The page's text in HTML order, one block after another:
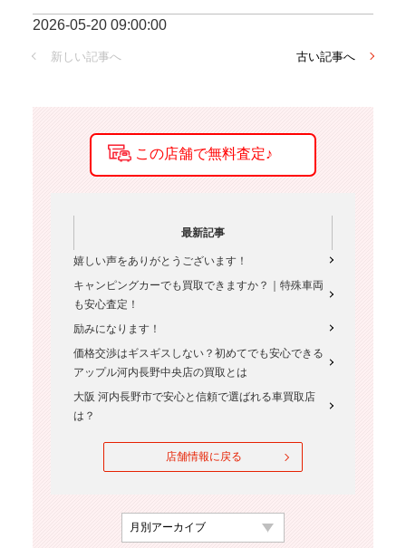
2026-05-20 09:00:00
新しい記事へ 古い記事へ
最新記事
嬉しい声をありがとうございます！
キャンピングカーでも買取できますか？｜特殊車両
も安心査定！
励みになります！
価格交渉はギスギスしない？初めてでも安心できる
アップル河内長野中央店の買取とは
大阪 河内長野市で安心と信頼で選ばれる車買取店
は？
店舗情報に戻る